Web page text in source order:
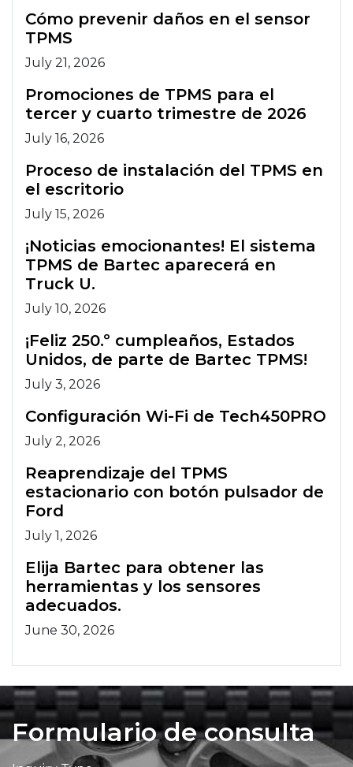
Cómo prevenir daños en el sensor
TPMS
July 21, 2026
Promociones de TPMS para el
tercer y cuarto trimestre de 2026
July 16, 2026
Proceso de instalación del TPMS en
el escritorio
July 15, 2026
¡Noticias emocionantes! El sistema
TPMS de Bartec aparecerá en
Truck U.
July 10, 2026
¡Feliz 250.º cumpleaños, Estados
Unidos, de parte de Bartec TPMS!
July 3, 2026
Configuración Wi-Fi de Tech450PRO
July 2, 2026
Reaprendizaje del TPMS
estacionario con botón pulsador de
Ford
July 1, 2026
Elija Bartec para obtener las
herramientas y los sensores
adecuados.
June 30, 2026
Formulario de consulta